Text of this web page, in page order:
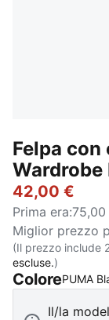
Felpa
Wardrobe
42,00 €
Prima era:
Miglior prezzo
(Il prezzo include
escluse.)
ColorePUMA
Il/la